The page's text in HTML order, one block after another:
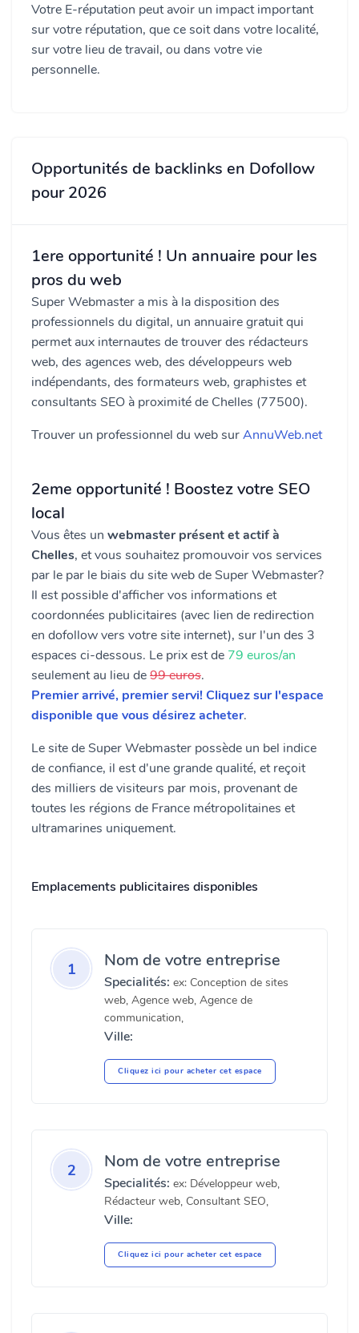
Votre E-réputation peut avoir un impact important
sur votre réputation, que ce soit dans votre localité,
sur votre lieu de travail, ou dans votre vie
personnelle.
Opportunités de backlinks en Dofollow
pour 2026
1ere opportunité ! Un annuaire pour les
pros du web
Super Webmaster a mis à la disposition des
professionnels du digital, un annuaire gratuit qui
permet aux internautes de trouver des rédacteurs
web, des agences web, des développeurs web
indépendants, des formateurs web, graphistes et
consultants SEO à proximité de Chelles (77500).
Trouver un professionnel du web surAnnuWeb.net
2eme opportunité ! Boostez votre SEO
local
Vous êtes un webmaster présent et actif à
Chelles, et vous souhaitez promouvoir vos services
par le par le biais du site web de Super Webmaster?
Il est possible d'afficher vos informations et
coordonnées publicitaires (avec lien de redirection
en dofollow vers votre site internet), sur l'un des 3
espaces ci-dessous. Le prix est de 79 euros/an
seulement au lieu de99 euros.
Premier arrivé, premier servi! Cliquez sur l'espace
disponible que vous désirez acheter.
Le site de Super Webmaster possède un bel indice
de confiance, il est d'une grande qualité, et reçoit
des milliers de visiteurs par mois, provenant de
toutes les régions de France métropolitaines et
ultramarines uniquement.
Emplacements publicitaires disponibles
1 Nom de votre entreprise
Specialités: ex: Conception de sites
web, Agence web, Agence de
communication,
Ville:
Cliquez ici pour acheter cet espace
2 Nom de votre entreprise
Specialités: ex: Développeur web,
Rédacteur web, Consultant SEO,
Ville:
Cliquez ici pour acheter cet espace